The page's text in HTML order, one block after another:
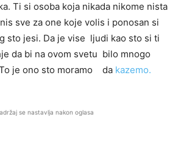
Ti si osoba koja nikada nikome nista
sve za one koje volis i ponosan si
sto jesi. Da je vise ljudi kao sto si ti
da bi na ovom svetu bilo mnogo
je ono sto moramo da kazemo.
se nastavlja nakon oglasa